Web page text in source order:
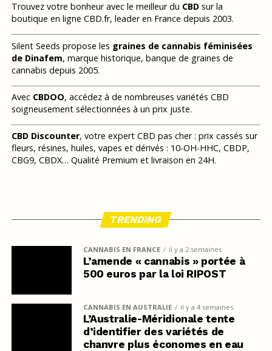
Trouvez votre bonheur avec le meilleur du CBDsur la
boutique en ligne CBD.fr, leader en France depuis 2003.
Silent Seeds propose les graines de cannabis féminisées
de Dinafem, marque historique, banque de graines de
cannabis depuis 2005.
Avec CBDOO, accédez à de nombreuses variétés CBD
soigneusement sélectionnées à un prix juste.
CBD Discounter, votre expert CBD pas cher : prix cassés sur
fleurs, résines, huiles, vapes et dérivés : 10-OH-HHC, CBDP,
CBG9, CBDX… Qualité Premium et livraison en 24H.
TRENDING
CANNABIS EN FRANCE il y a 2 semaines
L’amende « cannabis » portée à
500 euros par la loi RIPOST
CANNABIS EN AUSTRALIE il y a 4 semaines
L’Australie-Méridionale tente
d’identifier des variétés de
chanvre plus économes en eau